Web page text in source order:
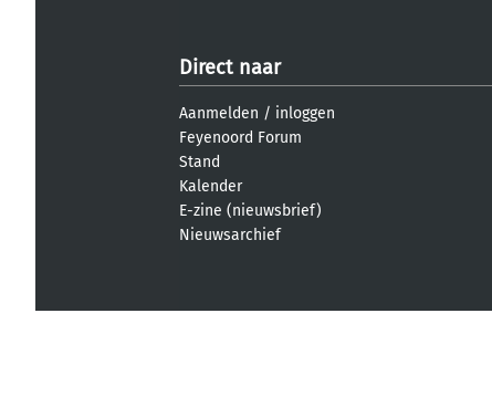
Direct naar
Aanmelden / inloggen
Feyenoord Forum
Stand
Kalender
E-zine (nieuwsbrief)
Nieuwsarchief